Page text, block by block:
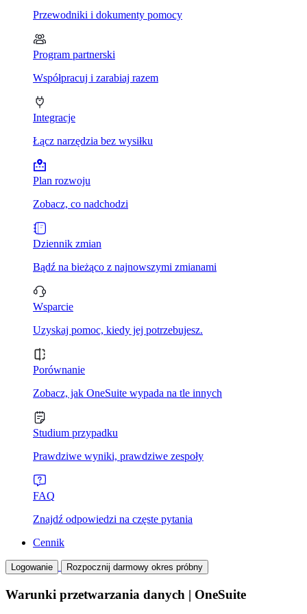
Przewodniki i dokumenty pomocy
Program partnerski
Współpracuj i zarabiaj razem
Integracje
Łącz narzędzia bez wysiłku
Plan rozwoju
Zobacz, co nadchodzi
Dziennik zmian
Bądź na bieżąco z najnowszymi zmianami
Wsparcie
Uzyskaj pomoc, kiedy jej potrzebujesz.
Porównanie
Zobacz, jak OneSuite wypada na tle innych
Studium przypadku
Prawdziwe wyniki, prawdziwe zespoły
FAQ
Znajdź odpowiedzi na częste pytania
Cennik
Logowanie Rozpocznij darmowy okres próbny
Warunki przetwarzania danych | OneSuite